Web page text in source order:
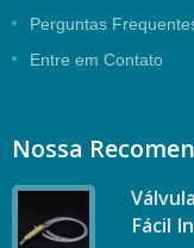
Perguntas
Entre em Contato
Nossa
Fácil